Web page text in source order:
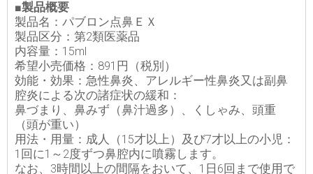
■製品概要
製品名：パブロン点鼻ＥＸ
製品区分：第2類医薬品
内容量：15ml
希望小売価格：891円（税別）
効能・効果：急性鼻炎、アレルギー性鼻炎又は副鼻
腔炎による次の諸症状の緩和：
鼻づまり、鼻みず（鼻汁過多）、くしゃみ、頭重
（頭が重い）
用法・用量：成人（15才以上）及び7才以上の小児：
1回に1～2度ずつ鼻腔内に噴霧します。
なお、3時間以上の間隔をおいて、1日6回まで使用で